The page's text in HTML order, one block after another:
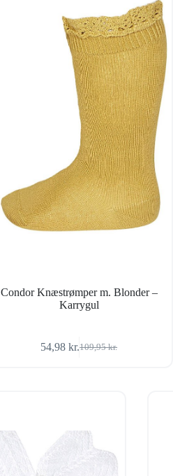
Condor Knæstrømper m. Blonder –
Karrygul
109,95kr.
Den
54,98kr.Den